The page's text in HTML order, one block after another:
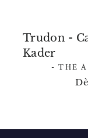
Trudon -
Kader
- THÉ